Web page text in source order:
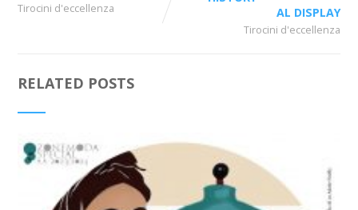
Tirocini d'eccellenza
AL DISPLAY
Tirocini d'eccellenza
RELATED POSTS